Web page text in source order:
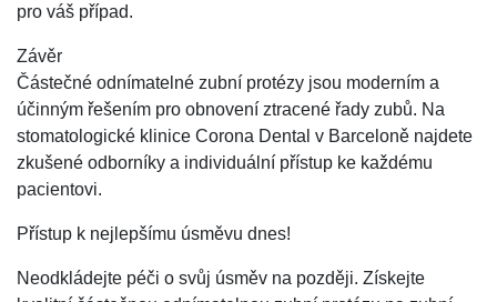
pro váš případ.
Závěr
Částečné odnímatelné zubní protézy jsou moderním a
účinným řešením pro obnovení ztracené řady zubů. Na
stomatologické klinice Corona Dental v Barceloně najdete
zkušené odborníky a individuální přístup ke každému
pacientovi.
Přístup k nejlepšímu úsměvu dnes!
Neodkládejte péči o svůj úsměv na později. Získejte